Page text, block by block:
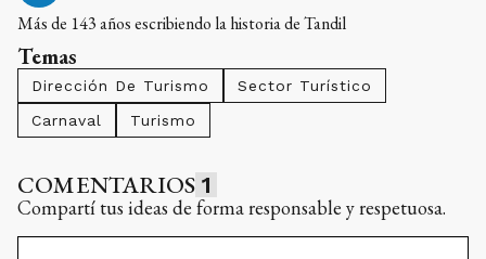
Más de 143 años escribiendo la historia de Tandil
Temas
Dirección De Turismo
Sector Turístico
Carnaval
Turismo
COMENTARIOS 1
Compartí tus ideas de forma responsable y respetuosa.